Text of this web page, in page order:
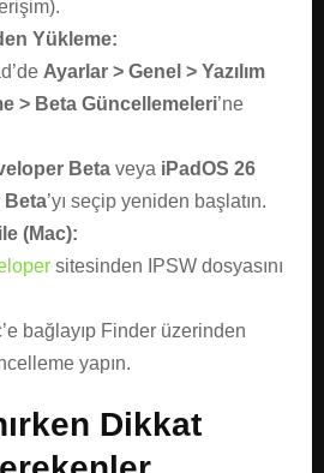
Yükleme:
Ayarlar > Genel > Yazılım
> Beta Güncellemeleri’ne
Beta veya iPadOS 26
Beta’yı seçip yeniden başlatın.
(Mac):
sitesinden IPSW dosyasını
bağlayıp Finder üzerinden
yapın.
Dikkat